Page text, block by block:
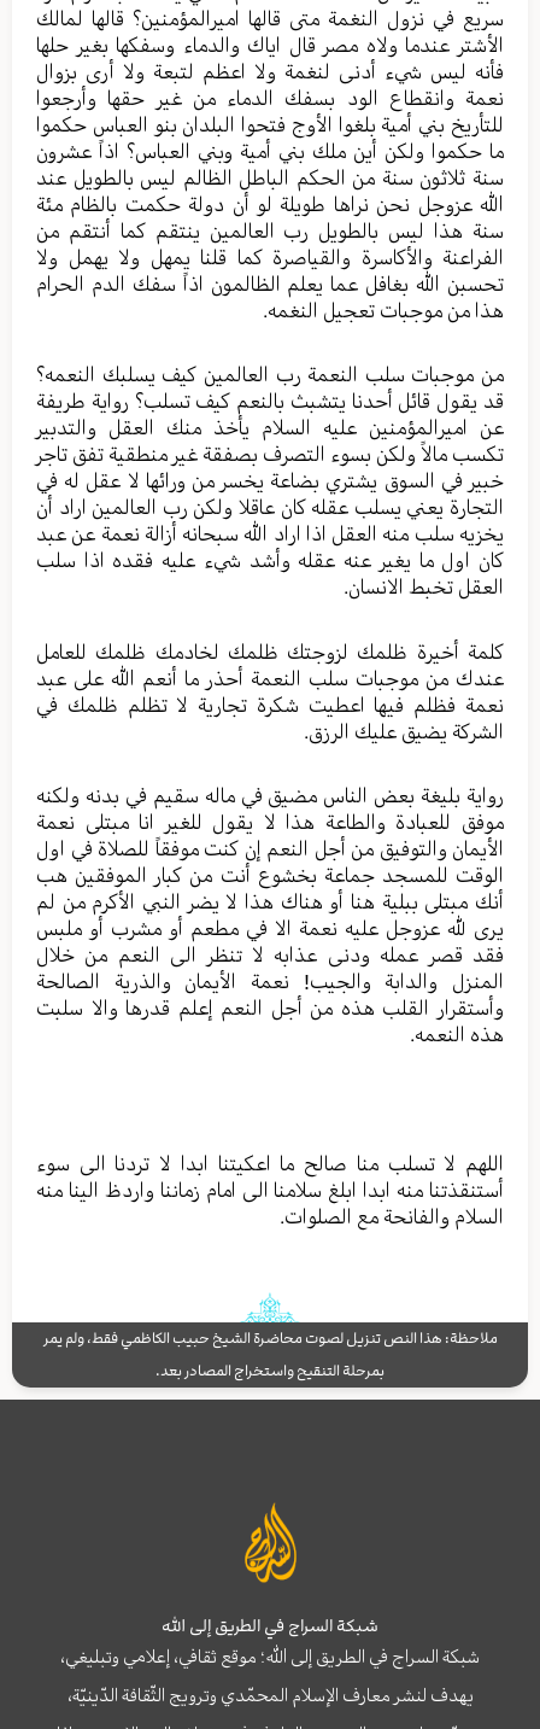
سريع في نزول النغمة متى قالها اميرالمؤمنين؟ قالها لمالك
الأشتر عندما ولاه مصر قال اياك والدماء وسفكها بغير حلها
فأنه ليس شيء أدنى لنغمة ولا اعظم لتبعة ولا أرى بزوال
نعمة وانقطاع الود بسفك الدماء من غير حقها وأرجعوا
للتأريخ بني أمية بلغوا الأوج فتحوا البلدان بنو العباس حكموا
ما حكموا ولكن أين ملك بني أمية وبني العباس؟ اذاً عشرون
سنة ثلاثون سنة من الحكم الباطل الظالم ليس بالطويل عند
الله عزوجل نحن نراها طويلة لو أن دولة حكمت بالظام مئة
سنة هذا ليس بالطويل رب العالمين ينتقم كما أنتقم من
الفراعنة والأكاسرة والقياصرة كما قلنا يمهل ولا يهمل ولا
تحسبن الله بغافل عما يعلم الظالمون اذاً سفك الدم الحرام
هذا من موجبات تعجيل النغمه.
من موجبات سلب النعمة رب العالمين كيف يسلبك النعمه؟
قد يقول قائل أحدنا يتشبث بالنعم كيف تسلب؟ رواية طريفة
عن اميرالمؤمنين عليه السلام يأخذ منك العقل والتدبير
تكسب مالاً ولكن بسوء التصرف بصفقة غير منطقية تفق تاجر
خبير في السوق يشتري بضاعة يخسر من ورائها لا عقل له في
التجارة يعني يسلب عقله كان عاقلا ولكن رب العالمين اراد أن
يخزيه سلب منه العقل اذا اراد الله سبحانه أزالة نعمة عن عبد
كان اول ما يغير عنه عقله وأشد شيء عليه فقده اذا سلب
العقل تخبط الانسان.
كلمة أخيرة ظلمك لزوجتك ظلمك لخادمك ظلمك للعامل
عندك من موجبات سلب النعمة أحذر ما أنعم الله على عبد
نعمة فظلم فيها اعطيت شكرة تجارية لا تظلم ظلمك في
الشركة يضيق عليك الرزق.
رواية بليغة بعض الناس مضيق في ماله سقيم في بدنه ولكنه
موفق للعبادة والطاعة هذا لا يقول للغير انا مبتلى نعمة
الأيمان والتوفيق من أجل النعم إن كنت موفقاً للصلاة في اول
الوقت للمسجد جماعة بخشوع أنت من كبار الموفقين هب
أنك مبتلى ببلية هنا أو هناك هذا لا يضر النبي الأكرم من لم
يرى لله عزوجل عليه نعمة الا في مطعم أو مشرب أو ملبس
فقد قصر عمله ودنى عذابه لا تنظر الى النعم من خلال
المنزل والدابة والجيب! نعمة الأيمان والذرية الصالحة
وأستقرار القلب هذه من أجل النعم إعلم قدرها والا سلبت
هذه النعمه.
اللهم لا تسلب منا صالح ما اعكيتنا ابدا لا تردنا الى سوء
أستنقذتنا منه ابدا ابلغ سلامنا الى امام زماننا واردظ الينا منه
السلام والفانحة مع الصلوات.
ملاحظة: هذا النص تنزيل لصوت محاضرة الشيخ حبيب الكاظمي فقط، ولم يمر
بمرحلة التنقيح واستخراج المصادر بعد.
شبكة السراج في الطريق إلى الله
شبكة السراج في الطريق إلى الله؛ موقع ثقافي، إعلامي وتبليغي،
يهدف لنشر معارف الإسلام المحمّدي وترويج الثّقافة الدّينيّة،